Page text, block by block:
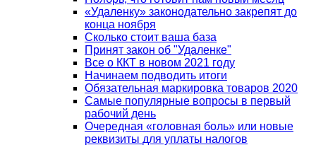
«Удаленку» законодательно закрепят до
конца ноября
Сколько стоит ваша база
Принят закон об "Удаленке"
Все о ККТ в новом 2021 году
Начинаем подводить итоги
Обязательная маркировка товаров 2020
Самые популярные вопросы в первый
рабочий день
Очередная «головная боль» или новые
реквизиты для уплаты налогов